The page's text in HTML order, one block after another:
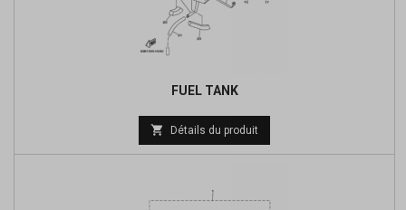
FUEL TANK
Prix
de
 Détails du produit